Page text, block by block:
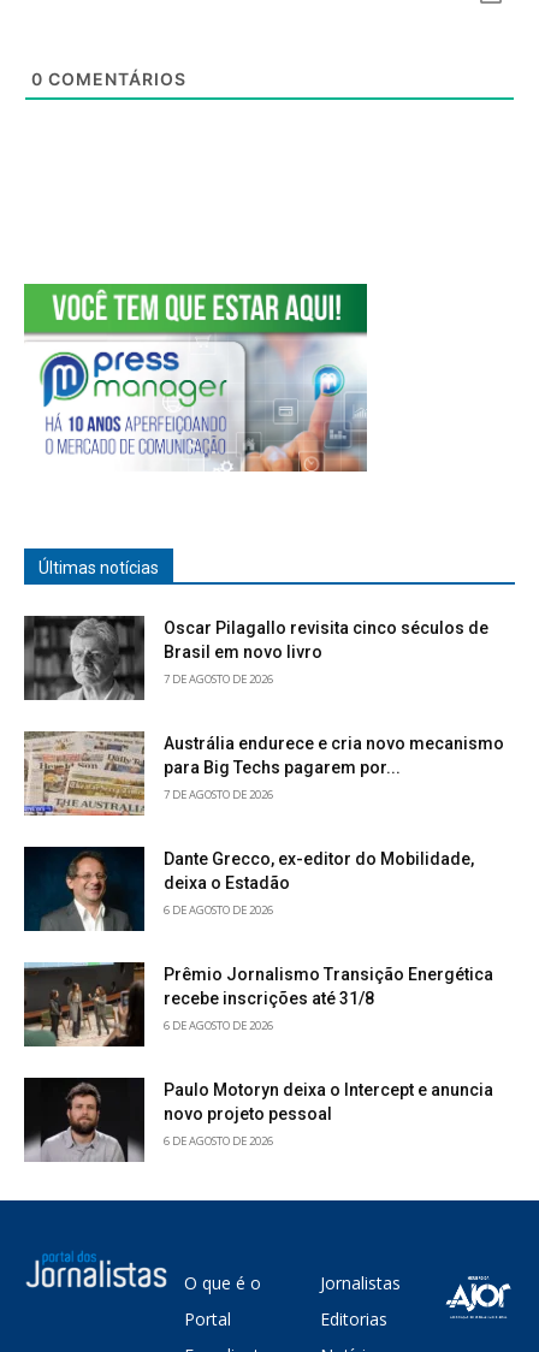
0 COMENTÁRIOS
Últimas notícias
Oscar Pilagallo revisita cinco séculos de
Brasil em novo livro
7 DE AGOSTO DE 2026
Austrália endurece e cria novo mecanismo
para Big Techs pagarem por...
7 DE AGOSTO DE 2026
Dante Grecco, ex-editor do Mobilidade,
deixa o Estadão
6 DE AGOSTO DE 2026
Prêmio Jornalismo Transição Energética
recebe inscrições até 31/8
6 DE AGOSTO DE 2026
Paulo Motoryn deixa o Intercept e anuncia
novo projeto pessoal
6 DE AGOSTO DE 2026
O que é o
Portal
Jornalistas
Editorias